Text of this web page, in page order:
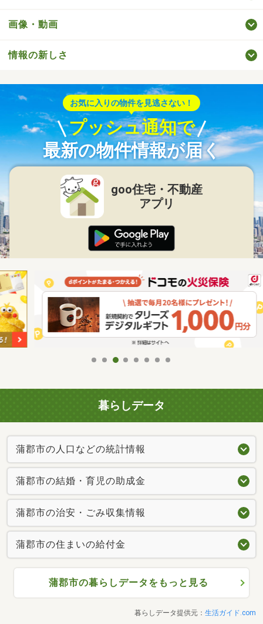
画像・動画
情報の新しさ
お気に入りの物件を見逃さない！
プッシュ通知で
最新の物件情報が届く
goo住宅・不動産
アプリ
暮らしデータ
蒲郡市の人口などの統計情報
蒲郡市の結婚・育児の助成金
蒲郡市の治安・ごみ収集情報
蒲郡市の住まいの給付金
蒲郡市の暮らしデータをもっと見る
暮らしデータ提供元： 生活ガイド.com